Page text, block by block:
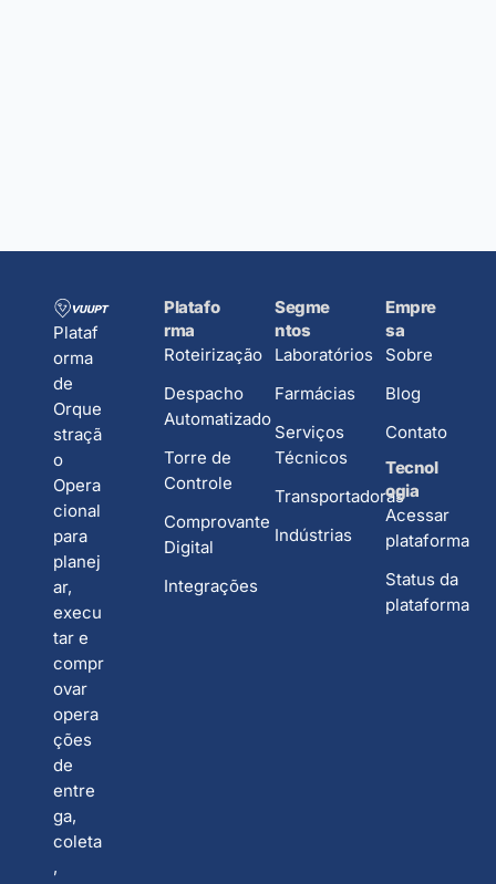
Plataf
orma
de
Orque
straçã
o
Opera
cional
para
planej
ar,
execu
tar e
compr
ovar
opera
ções
de
entre
ga,
coleta
,
Platafo
rma
Roteirização
Despacho
Automatizado
Torre de
Controle
Comprovante
Digital
Integrações
Segme
ntos
Laboratórios
Farmácias
Serviços
Técnicos
Transportadoras
Indústrias
Empre
sa
Sobre
Blog
Contato
Tecnol
ogia
Acessar
plataforma
Status da
plataforma